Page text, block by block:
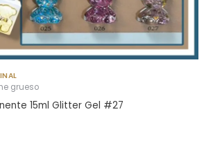
grueso
15ml Glitter Gel #27